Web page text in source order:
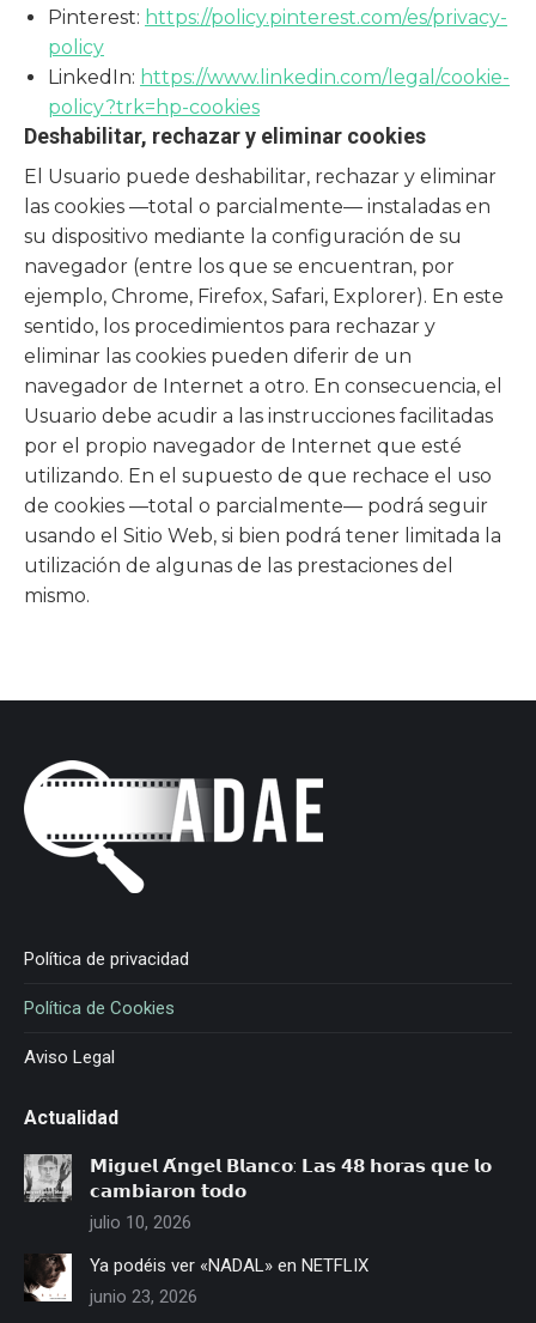
Pinterest: https://policy.pinterest.com/es/privacy-
policy
LinkedIn: https://www.linkedin.com/legal/cookie-
policy?trk=hp-cookies
Deshabilitar, rechazar y eliminar cookies
El Usuario puede deshabilitar, rechazar y eliminar
las cookies —total o parcialmente— instaladas en
su dispositivo mediante la configuración de su
navegador (entre los que se encuentran, por
ejemplo, Chrome, Firefox, Safari, Explorer). En este
sentido, los procedimientos para rechazar y
eliminar las cookies pueden diferir de un
navegador de Internet a otro. En consecuencia, el
Usuario debe acudir a las instrucciones facilitadas
por el propio navegador de Internet que esté
utilizando. En el supuesto de que rechace el uso
de cookies —total o parcialmente— podrá seguir
usando el Sitio Web, si bien podrá tener limitada la
utilización de algunas de las prestaciones del
mismo.
Política de privacidad
Política de Cookies
Aviso Legal
Actualidad
𝗠𝗶𝗴𝘂𝗲𝗹 𝗔́𝗻𝗴𝗲𝗹 𝗕𝗹𝗮𝗻𝗰𝗼: 𝗟𝗮𝘀 𝟰𝟴 𝗵𝗼𝗿𝗮𝘀 𝗾𝘂𝗲 𝗹𝗼
𝗰𝗮𝗺𝗯𝗶𝗮𝗿𝗼𝗻 𝘁𝗼𝗱𝗼
julio 10, 2026
Ya podéis ver «NADAL» en NETFLIX
junio 23, 2026